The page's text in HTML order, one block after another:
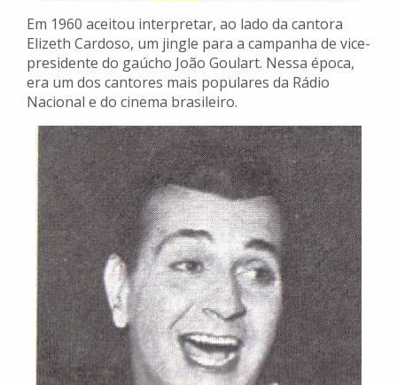
Em 1960 aceitou interpretar, ao lado da cantora
Elizeth Cardoso, um jingle para a campanha de vice-
presidente do gaúcho João Goulart. Nessa época,
era um dos cantores mais populares da Rádio
Nacional e do cinema brasileiro.